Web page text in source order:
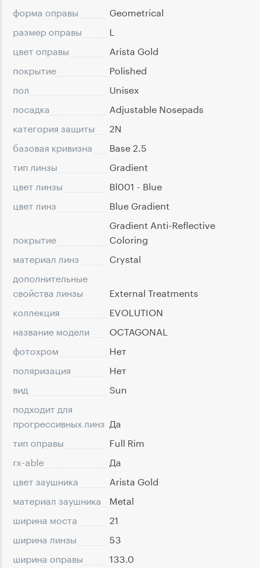
форма оправы
Geometrical
размер оправы
L
цвет оправы
Arista Gold
покрытие
Polished
пол
Unisex
посадка
Adjustable Nosepads
категория защиты
2N
базовая кривизна
Base 2.5
тип линзы
Gradient
цвет линзы
Bl001 - Blue
цвет линз
Blue Gradient
покрытие
Gradient Anti-Reflective
Coloring
материал линз
Crystal
дополнительные
свойства линзы
External Treatments
коллекция
EVOLUTION
название модели
OCTAGONAL
фотохром
Нет
поляризация
Нет
вид
Sun
подходит для
прогрессивных линз Да
тип оправы
Full Rim
rx-able
Да
цвет заушника
Arista Gold
материал заушника
Metal
ширина моста
21
ширина линзы
53
ширина оправы
133.0